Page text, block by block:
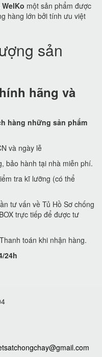
một sản phẩm được
hàng lớn bởi tính ưu việt
sản
hãng và
hàng những sản phẩm
và ngày lễ
bảo hành tại nhà miễn phí.
tra kĩ lưỡng (có thể
tư vấn về Tủ Hồ Sơ chống
trực tiếp để được tư
toán khi nhận hàng.
24h